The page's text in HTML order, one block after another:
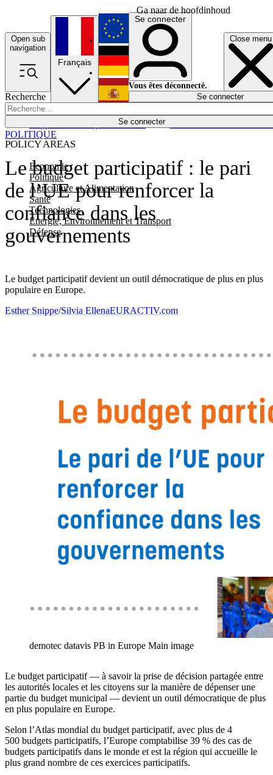
Ga naar de hoofdinhoud
Open sub
navigation
Close menu
Recherche
Se connecter
POLICY AREAS
Economie
Politique
Agriculture et Alimentation
Santé
Technologies
Energie, Environnement et Transport
Défense
Économie
Français
English
Deutsch
Español
Se connecter
Vous êtes déconnecté.
Se connecter
Le budget participatif : le pari
de l’UE pour renforcer la
confiance dans les
gouvernements
Le budget participatif devient un outil démocratique de plus en plus
populaire en Europe.
POLITIQUE
Esther Snippe/Silvia EllenaEURACTIV.com
demotec datavis PB in Europe Main image
Le budget participatif — à savoir la prise de décision partagée entre
les autorités locales et les citoyens sur la manière de dépenser une
partie du budget municipal — devient un outil démocratique de plus
en plus populaire en Europe.
Selon l’Atlas mondial du budget participatif, avec plus de 4
500 budgets participatifs, l’Europe comptabilise 39 % des cas de
budgets participatifs dans le monde et est la région qui accueille le
plus grand nombre de ces exercices participatifs.